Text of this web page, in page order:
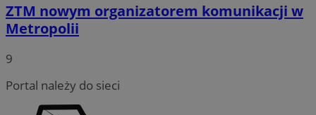
ZTM nowym organizatorem komunikacji w
Metropolii
9
Portal należy do sieci